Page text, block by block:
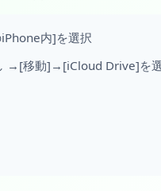
内]を選択
→[移動]→[iCloud Drive]を